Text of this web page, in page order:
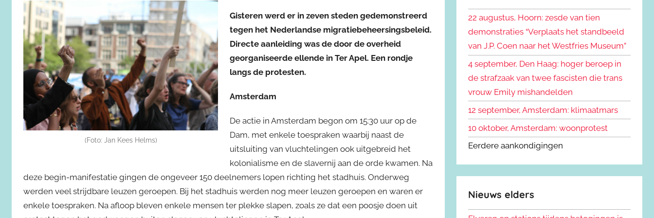
(Foto: Jan Kees Helms)
Gisteren werd er in zeven steden gedemonstreerd
tegen het Nederlandse migratiebeheersingsbeleid.
Directe aanleiding was de door de overheid
georganiseerde ellende in Ter Apel. Een rondje
langs de protesten.
Amsterdam
De actie in Amsterdam begon om 15:30 uur op de
Dam, met enkele toespraken waarbij naast de
uitsluiting van vluchtelingen ook uitgebreid het
kolonialisme en de slavernij aan de orde kwamen. Na
deze begin-manifestatie gingen de ongeveer 150 deelnemers lopen richting het stadhuis. Onderweg
werden veel strijdbare leuzen geroepen. Bij het stadhuis werden nog meer leuzen geroepen en waren er
enkele toespraken. Na afloop bleven enkele mensen ter plekke slapen, zoals ze dat een poosje doen uit
n
a
a
r
:
n
22 augustus, Hoorn: zesde van tien
demonstraties “Verplaats het standbeeld
van J.P. Coen naar het Westfries Museum”
4 september, Den Haag: hoger beroep in
de strafzaak van twee fascisten die trans
vrouw Emily mishandelden
12 september, Amsterdam: klimaatmars
10 oktober, Amsterdam: woonprotest
Eerdere aankondigingen
Nieuws elders